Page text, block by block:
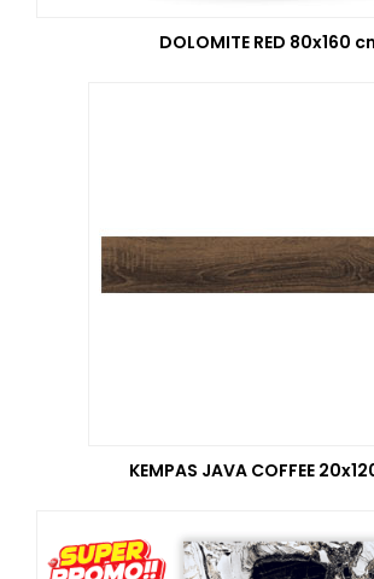
DOLOMITE RED 80x160
KEMPAS JAVA COFFEE